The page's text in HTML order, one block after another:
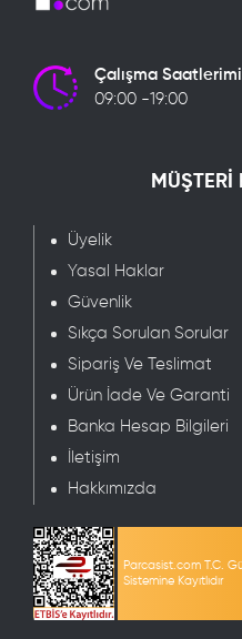
Çalışma
09:00 -19:00
MÜŞTERİ
Üyelik
Yasal Haklar
Güvenlik
Sıkça Sorulan Sorular
Sipariş Ve Teslimat
Ürün İade Ve Garanti
Banka Hesap Bilgileri
İletişim
Hakkımızda
Parcasist.com T.C.
Sistemine Kayıtlıdır